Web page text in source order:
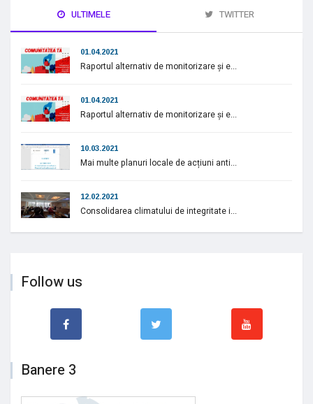
ULTIMELE TWITTER
01.04.2021
Raportul alternativ de monitorizare și e...
01.04.2021
Raportul alternativ de monitorizare și e...
10.03.2021
Mai multe planuri locale de acțiuni anti...
12.02.2021
Consolidarea climatului de integritate i...
Follow us
Banere 3